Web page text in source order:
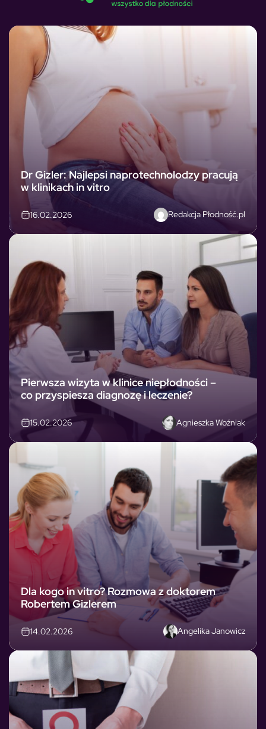
Dr Gizler: Najlepsi naprotechnolodzy pracują
w klinikach in vitro
16.02.2026 Redakcja Płodność.pl
Pierwsza wizyta w klinice niepłodności –
co przyspiesza diagnozę i leczenie?
15.02.2026 Agnieszka Woźniak
Dla kogo in vitro? Rozmowa z doktorem
Robertem Gizlerem
14.02.2026 Angelika Janowicz